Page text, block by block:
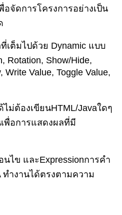
อจัดการโครงการอย่างเป็น
เต็มไปด้วย Dynamic แบบ
Rotation, Show/Hide,
Write Value, Toggle Value,
ม่ต้องเขียนHTML/Javaใดๆ
พื่อการแสดงผลที่มี
นไข และExpressionการคำ
ทำงานได้ตรงตามความ